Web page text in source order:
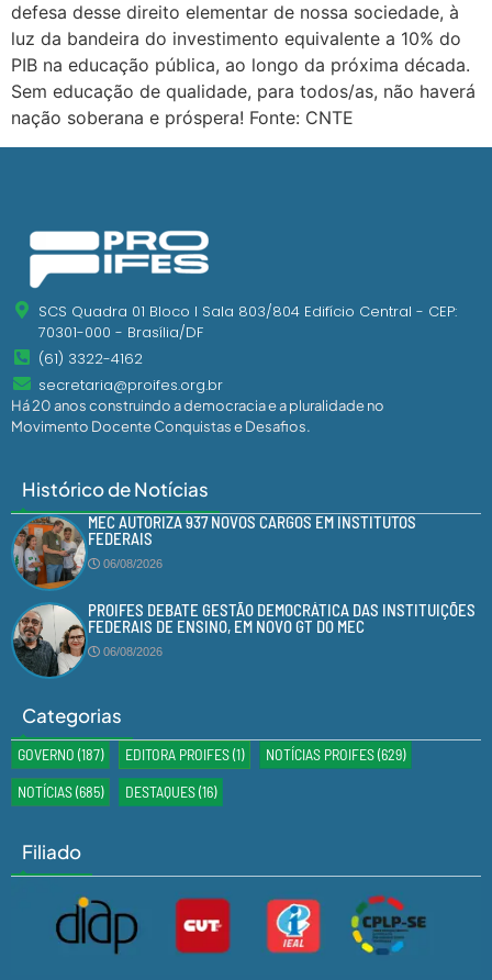
defesa desse direito elementar de nossa sociedade, à
luz da bandeira do investimento equivalente a 10% do
PIB na educação pública, ao longo da próxima década.
Sem educação de qualidade, para todos/as, não haverá
nação soberana e próspera! Fonte: CNTE
SCS Quadra 01 Bloco I Sala 803/804 Edifício Central - CEP:
70301-000 - Brasília/DF
(61) 3322-4162
secretaria@proifes.org.br
Há 20 anos construindo a democracia e a pluralidade no
Movimento Docente Conquistas e Desafios.
Histórico de Notícias
MEC AUTORIZA 937 NOVOS CARGOS EM INSTITUTOS
FEDERAIS
06/08/2026
PROIFES DEBATE GESTÃO DEMOCRÁTICA DAS INSTITUIÇÕES
FEDERAIS DE ENSINO, EM NOVO GT DO MEC
06/08/2026
Categorias
GOVERNO (187) EDITORA PROIFES(1) NOTÍCIAS PROIFES(629)
NOTÍCIAS(685) DESTAQUES(16)
Filiado